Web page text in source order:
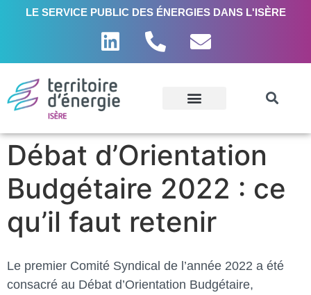
LE SERVICE PUBLIC DES ÉNERGIES DANS L'ISÈRE
Débat d’Orientation
Budgétaire 2022 : ce
qu’il faut retenir
Le premier Comité Syndical de l’année 2022 a été
consacré au Débat d’Orientation Budgétaire,